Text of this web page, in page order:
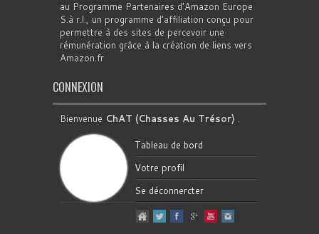
au Programme Partenaires d’Amazon Europe
S.à r.l., un programme d’affiliation conçu pour
permettre à des sites de percevoir une
rémunération grâce à la création de liens vers
Amazon.fr
CONNEXION
Bienvenue ChAT (Chasses Au Trésor) .
Tableau de bord
Votre profil
Se déconnercter